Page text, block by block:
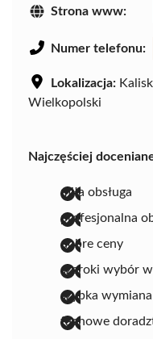
Strona www:
Numer telefonu:
Lokalizacja:
Wielkopolski
Najczęściej
miła obsługa
profesjonalna
dobre ceny
szeroki wybór
szybka wymiana
fachowe